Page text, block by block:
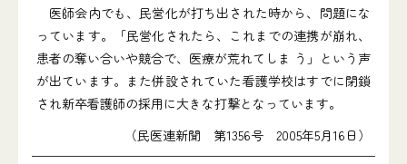
医師会内でも、民営化が打ち出された時から、問題にな
っています。「民営化されたら、これまでの連携が崩れ、
患者の奪い合いや競合で、医療が荒れてしま う」という声
が出ています。また併設されていた看護学校はすでに閉鎖
され新卒看護師の採用に大きな打撃となっています。
（民医連新聞 第1356号 2005年5月16日）